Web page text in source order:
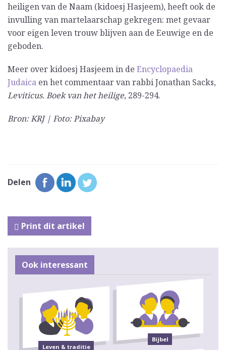
heiligen van de Naam (kidoesj Hasjeem), heeft ook de
invulling van martelaarschap gekregen: met gevaar
voor eigen leven trouw blijven aan de Eeuwige en de
geboden.
Meer over kidoesj Hasjeem in de Encyclopaedia
Judaica en het commentaar van rabbi Jonathan Sacks,
Leviticus. Boek van het heilige, 289-294.
Bron: KRJ | Foto: Pixabay
Delen
Print dit artikel
Ook interessant
Leven & traditie
Bijbel